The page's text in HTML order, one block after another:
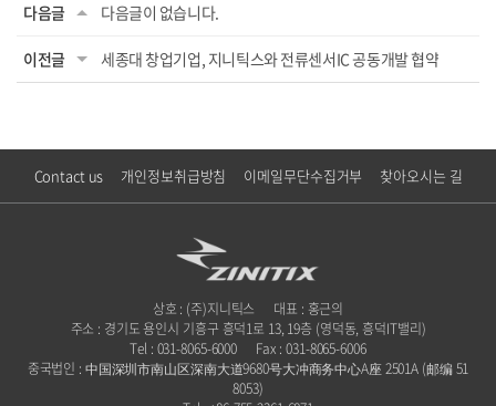
다음글 다음글이 없습니다.
이전글 세종대 창업기업, 지니틱스와 전류센서IC 공동개발 협약
Contact us 개인정보취급방침 이메일무단수집거부 찾아오시는 길
상호 : (주)지니틱스
대표 : 홍근의
주소 : 경기도 용인시 기흥구 흥덕1로 13, 19층 (영덕동, 흥덕IT밸리)
Tel : 031-8065-6000
Fax : 031-8065-6006
중국법인 : 中国深圳市南山区深南大道9680号大冲商务中心A座 2501A (邮编 51
8053)